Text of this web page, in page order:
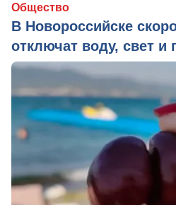
Общество
В Новороссийске
отключат воду, свет и